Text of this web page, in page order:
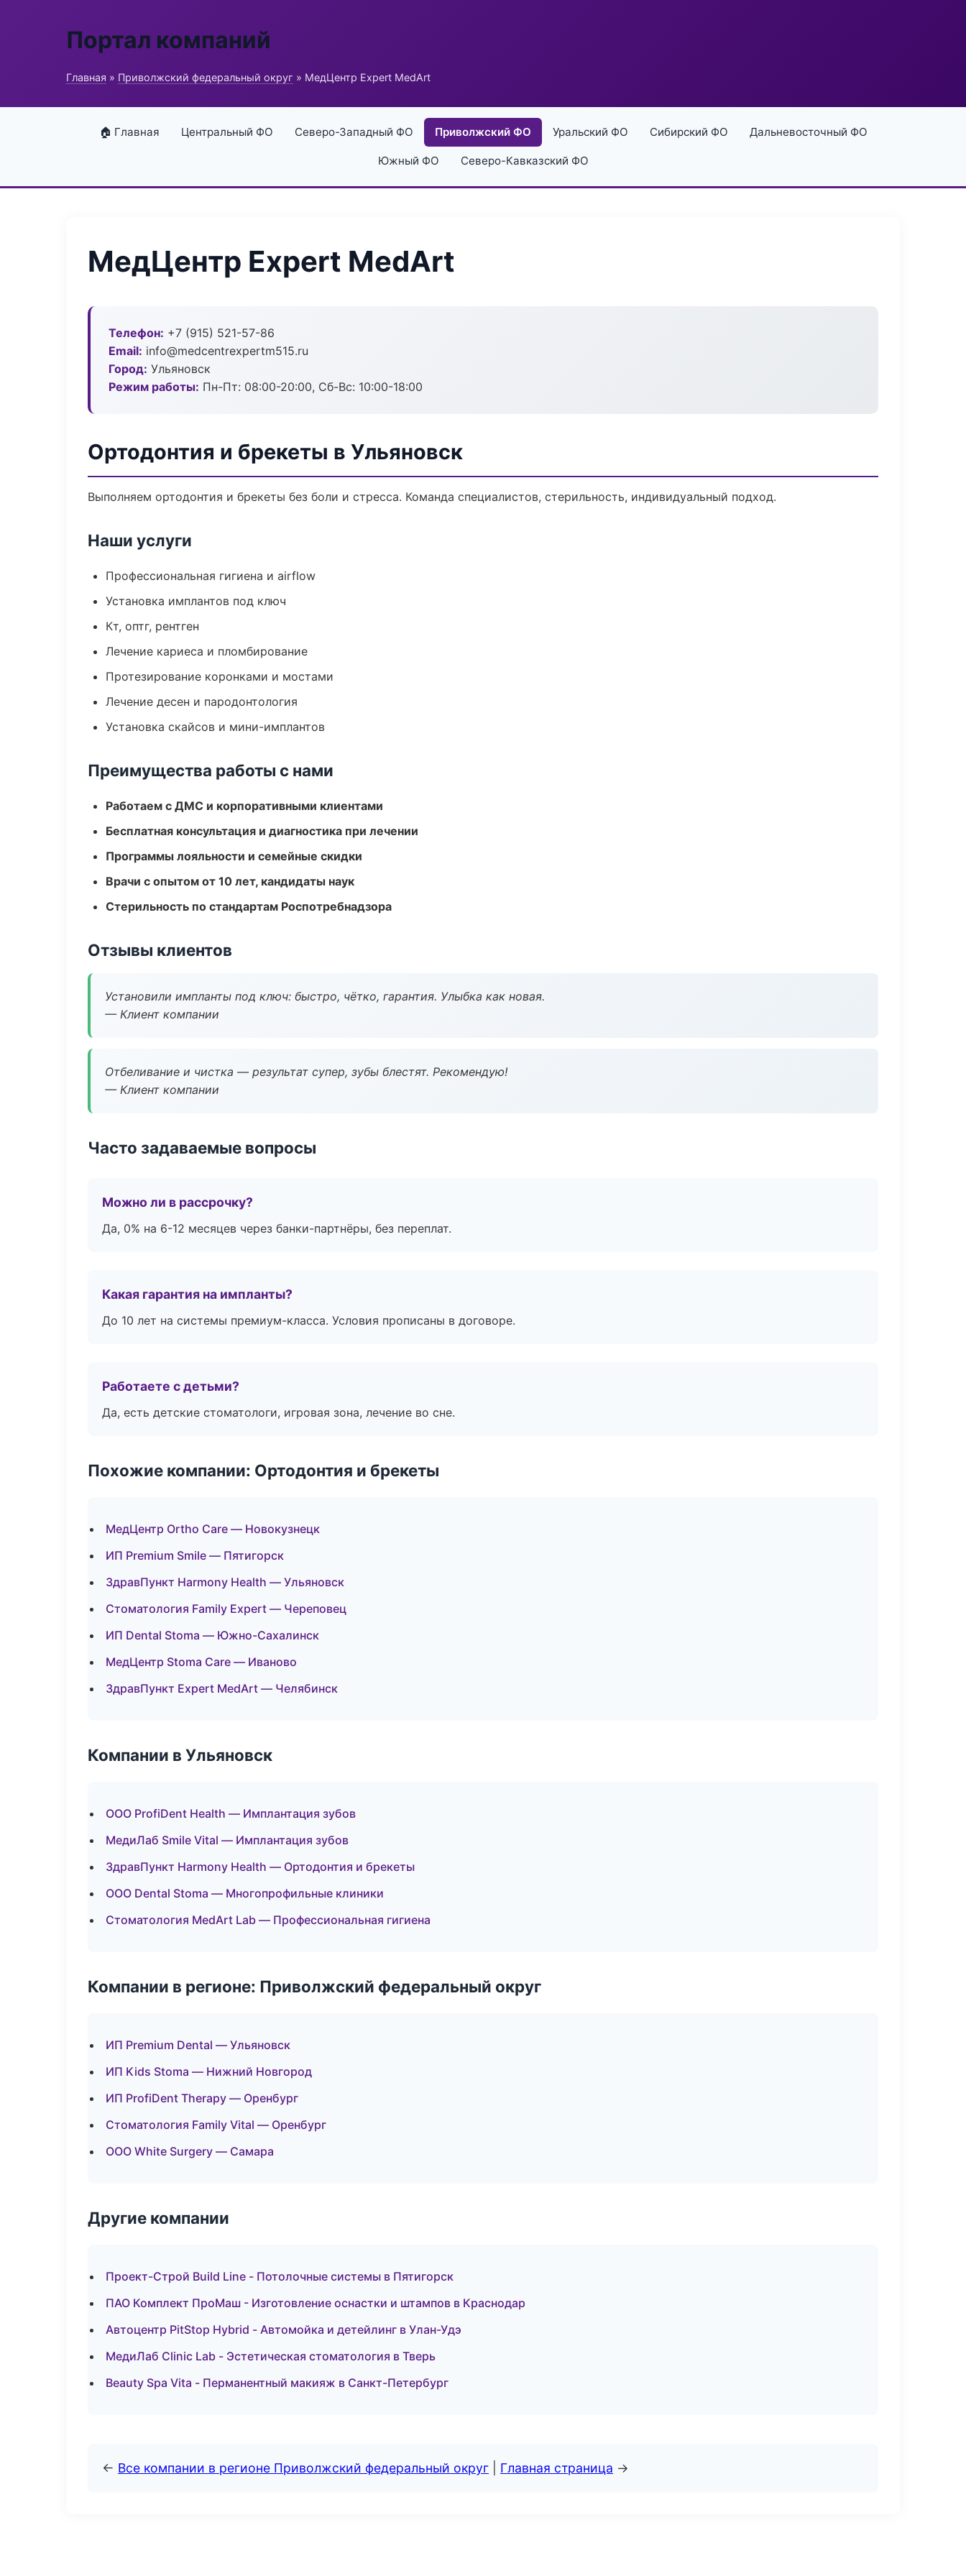
Портал компаний
Главная » Приволжский федеральный округ » МедЦентр Expert MedArt
🏠 Главная Центральный ФО Северо-Западный ФО Приволжский ФО Уральский ФО Сибирский ФО Дальневосточный ФО
Южный ФО Северо-Кавказский ФО
МедЦентр Expert MedArt
Телефон: +7 (915) 521-57-86
Email: info@medcentrexpertm515.ru
Город: Ульяновск
Режим работы: Пн-Пт: 08:00-20:00, Сб-Вс: 10:00-18:00
Ортодонтия и брекеты в Ульяновск
Выполняем ортодонтия и брекеты без боли и стресса. Команда специалистов, стерильность, индивидуальный подход.
Наши услуги
Профессиональная гигиена и airflow
Установка имплантов под ключ
Кт, оптг, рентген
Лечение кариеса и пломбирование
Протезирование коронками и мостами
Лечение десен и пародонтология
Установка скайсов и мини-имплантов
Преимущества работы с нами
Работаем с ДМС и корпоративными клиентами
Бесплатная консультация и диагностика при лечении
Программы лояльности и семейные скидки
Врачи с опытом от 10 лет, кандидаты наук
Стерильность по стандартам Роспотребнадзора
Отзывы клиентов
Установили импланты под ключ: быстро, чётко, гарантия. Улыбка как новая.
— Клиент компании
Отбеливание и чистка — результат супер, зубы блестят. Рекомендую!
— Клиент компании
Часто задаваемые вопросы
Можно ли в рассрочку?
Да, 0% на 6-12 месяцев через банки-партнёры, без переплат.
Какая гарантия на импланты?
До 10 лет на системы премиум-класса. Условия прописаны в договоре.
Работаете с детьми?
Да, есть детские стоматологи, игровая зона, лечение во сне.
Похожие компании: Ортодонтия и брекеты
МедЦентр Ortho Care — Новокузнецк
ИП Premium Smile — Пятигорск
ЗдравПункт Harmony Health — Ульяновск
Стоматология Family Expert — Череповец
ИП Dental Stoma — Южно-Сахалинск
МедЦентр Stoma Care — Иваново
ЗдравПункт Expert MedArt — Челябинск
Компании в Ульяновск
ООО ProfiDent Health — Имплантация зубов
МедиЛаб Smile Vital — Имплантация зубов
ЗдравПункт Harmony Health — Ортодонтия и брекеты
ООО Dental Stoma — Многопрофильные клиники
Стоматология MedArt Lab — Профессиональная гигиена
Компании в регионе: Приволжский федеральный округ
ИП Premium Dental — Ульяновск
ИП Kids Stoma — Нижний Новгород
ИП ProfiDent Therapy — Оренбург
Стоматология Family Vital — Оренбург
ООО White Surgery — Самара
Другие компании
Проект-Строй Build Line - Потолочные системы в Пятигорск
ПАО Комплект ПроМаш - Изготовление оснастки и штампов в Краснодар
Автоцентр PitStop Hybrid - Автомойка и детейлинг в Улан-Удэ
МедиЛаб Clinic Lab - Эстетическая стоматология в Тверь
Beauty Spa Vita - Перманентный макияж в Санкт-Петербург
← Все компании в регионе Приволжский федеральный округ Главная страница →